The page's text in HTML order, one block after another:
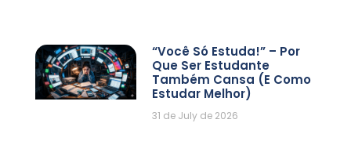
“Você Só Estuda!” – Por
Que Ser Estudante
Também Cansa (e Como
Estudar Melhor)
31 de July de 2026